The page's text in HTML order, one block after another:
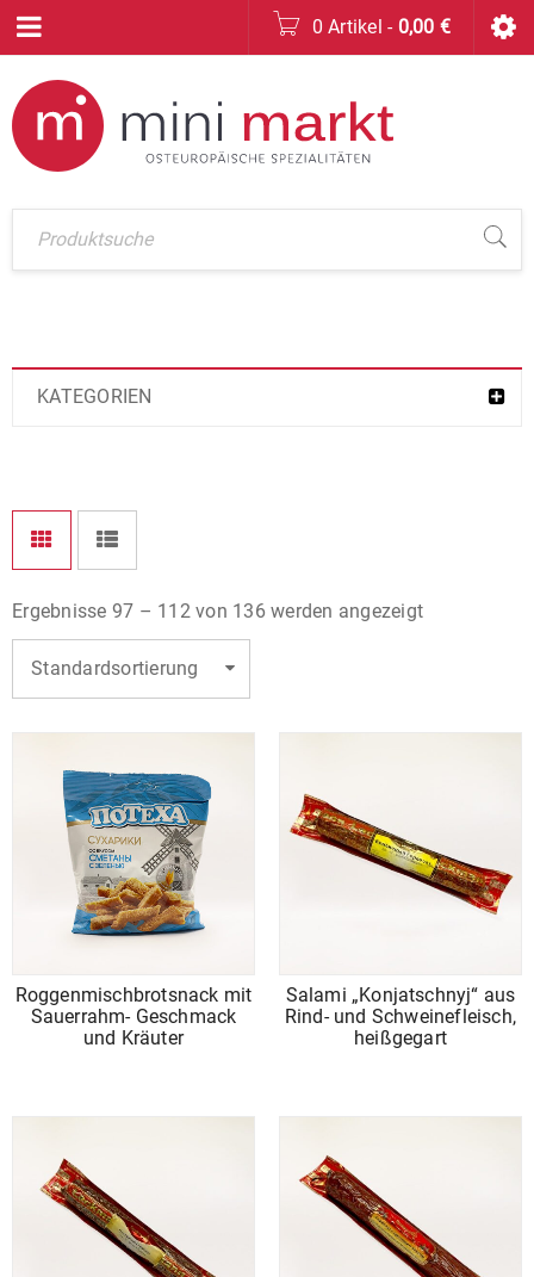
0 Artikel - 0,00 €
KATEGORIEN
Ergebnisse 97 – 112 von 136 werden angezeigt
Standardsortierung
Roggenmischbrotsnack mit
Sauerrahm- Geschmack
und Kräuter
Salami „Konjatschnyj“ aus
Rind- und Schweinefleisch,
heißgegart